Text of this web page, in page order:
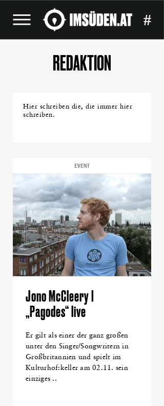
#
REDAKTION
Hier schreiben die, die immer hier
schreiben.
EVENT
Jono McCleery I
„Pagodes“ live
Er gilt als einer der ganz großen
unter den Singer/Songwritern in
Großbritannien und spielt im
Kulturhof:keller am 02.11. sein
einziges ..